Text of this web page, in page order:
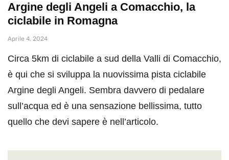
Argine degli Angeli a Comacchio, la
ciclabile in Romagna
Aprile 4, 2024
Circa 5km di ciclabile a sud della Valli di Comacchio,
è qui che si sviluppa la nuovissima pista ciclabile
Argine degli Angeli. Sembra davvero di pedalare
sull’acqua ed è una sensazione bellissima, tutto
quello che devi sapere è nell’articolo.